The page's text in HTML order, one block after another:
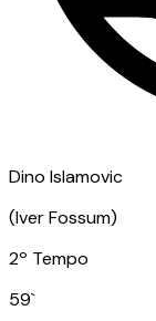
Dino Islamovic
(Iver Fossum)
2º Tempo
59`